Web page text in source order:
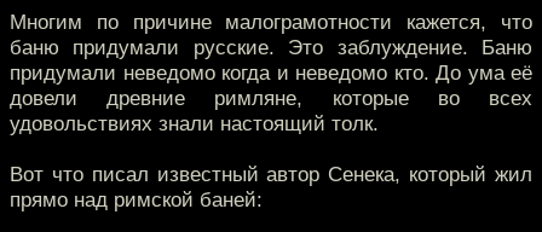
Многим по причине малограмотности кажется, что
баню придумали русские. Это заблуждение. Баню
придумали неведомо когда и неведомо кто. До ума её
довели древние римляне, которые во всех
удовольствиях знали настоящий толк.
Вот что писал известный автор Сенека, который жил
прямо над римской баней: